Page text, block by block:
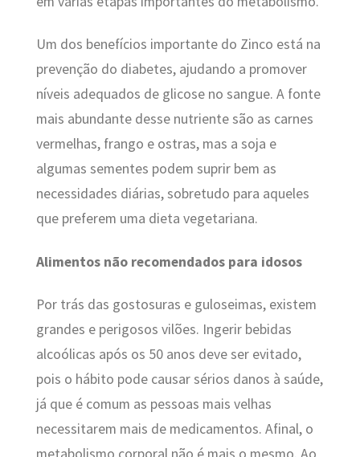
Um dos benefícios importante do Zinco está na
prevenção do diabetes, ajudando a promover
níveis adequados de glicose no sangue. A fonte
mais abundante desse nutriente são as carnes
vermelhas, frango e ostras, mas a soja e
algumas sementes podem suprir bem as
necessidades diárias, sobretudo para aqueles
que preferem uma dieta vegetariana.
Alimentos não recomendados para idosos
Por trás das gostosuras e guloseimas, existem
grandes e perigosos vilões. Ingerir bebidas
alcoólicas após os 50 anos deve ser evitado,
pois o hábito pode causar sérios danos à saúde,
já que é comum as pessoas mais velhas
necessitarem mais de medicamentos. Afinal, o